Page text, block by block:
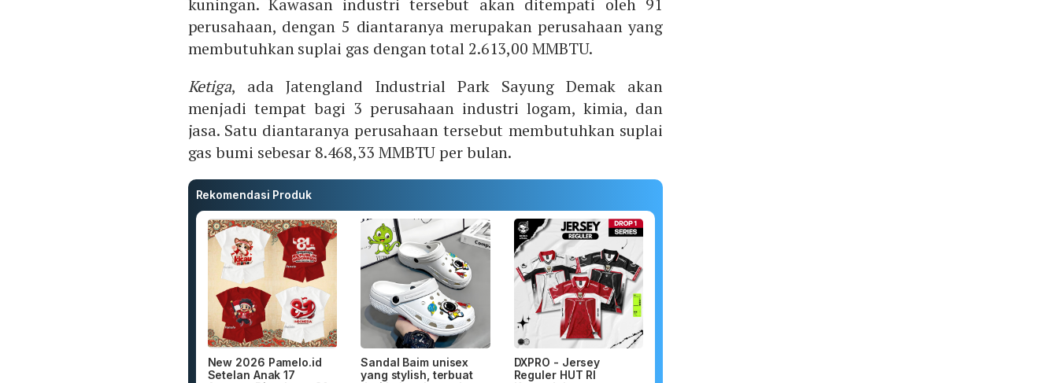
kuningan. Kawasan industri tersebut akan ditempati oleh 91
perusahaan, dengan 5 diantaranya merupakan perusahaan yang
membutuhkan suplai gas dengan total 2.613,00 MMBTU.
Ketiga, ada Jatengland Industrial Park Sayung Demak akan
menjadi tempat bagi 3 perusahaan industri logam, kimia, dan
jasa. Satu diantaranya perusahaan tersebut membutuhkan suplai
gas bumi sebesar 8.468,33 MMBTU per bulan.
Rekomendasi Produk
New 2026 Pamelo.id
Setelan Anak 17
Sandal Baim unisex
yang stylish, terbuat
DXPRO - Jersey
Reguler HUT RI